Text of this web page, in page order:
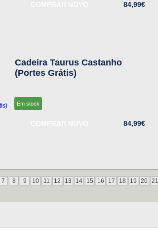
84,99€
Cadeira Taurus Castanho
(Portes Grátis)
Em stock
84,99€
7 8 9 10 11 12 13 14 15 16 17 18 19 20 21